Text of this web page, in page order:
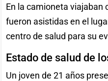
En la camioneta viajaban
fueron asistidas en el
centro de salud para su
Estado de salud de
Un joven de 21 años